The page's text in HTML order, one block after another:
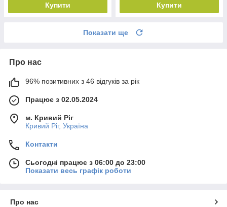
Купити Купити
Показати ще
Про нас
96% позитивних з 46 відгуків за рік
Працює з 02.05.2024
м. Кривий Ріг
Кривий Ріг, Україна
Контакти
Сьогодні працює з 06:00 до 23:00
Показати весь графік роботи
Про нас